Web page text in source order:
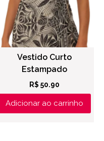
Vestido Curto
Estampado
R$ 50.90
Adicionar ao carrinho